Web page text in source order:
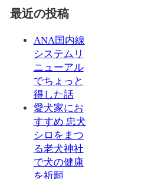
最近の投稿
ANA国内線
システムリ
ニューアル
でちょっと
得した話
愛犬家にお
すすめ 忠犬
シロをまつ
る老犬神社
で犬の健康
を祈願